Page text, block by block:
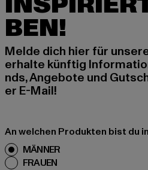
BEN!
Melde dich hier für
erhalte künftig
nds, Angebote und
er E-Mail!
An welchen Produkten bist du
MÄNNER
FRAUEN